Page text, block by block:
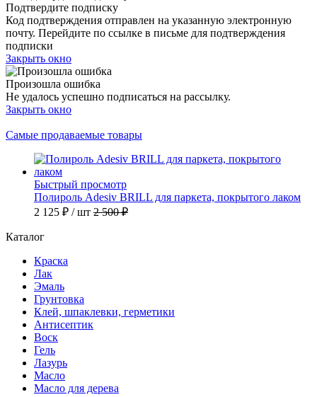
Подтвердите подписку
Код подтверждения отправлен на указанную электронную
почту. Перейдите по ссылке в письме для подтверждения
подписки
Закрыть окно
Произошла ошибка
Не удалось успешно подписаться на рассылку.
Закрыть окно
Самые продаваемые товары
Быстрый просмотр
Полироль Adesiv BRILL для паркета, покрытого лаком
2 125 ₽ / шт 2 500 ₽
Каталог
Краска
Лак
Эмаль
Грунтовка
Клей, шпаклевки, герметики
Антисептик
Воск
Гель
Лазурь
Масло
Масло для дерева